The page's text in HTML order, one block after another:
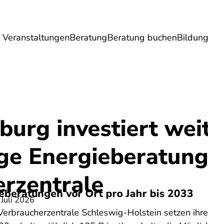
VeranstaltungenBeratungBeratung buchenBildung
Umwelt Gesundheit Energie
investiert
vor Ort pro Jahr bis 2033
2026
Schleswig-Holstein setzen